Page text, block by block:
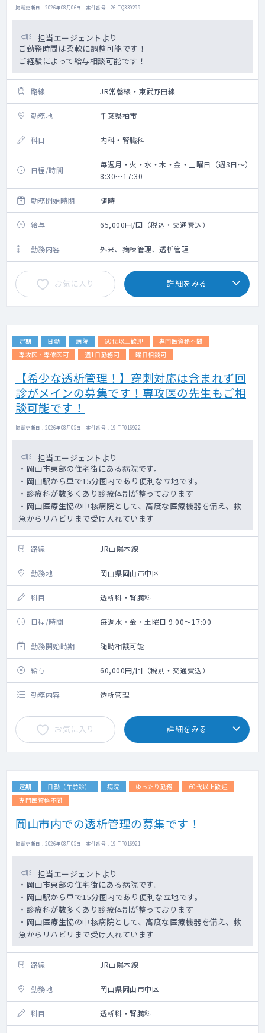
掲載更新日 : 2026年08月06日 案件番号 : 26-TQ339299
担当エージェントより
ご勤務時間は柔軟に調整可能です！
ご経験によって給与相談可能です！
路線 JR常磐線・東武野田線
勤務地 千葉県柏市
科目 内科・腎臓科
日程/時間
毎週月・火・水・木・金・土曜日（週3日～）
8:30～17:30
勤務開始時期 随時
給与 65,000円/回（税込・交通費込）
勤務内容 外来、病棟管理、透析管理
お気に入り 詳細をみる
定期 日勤 病院 60代以上歓迎
専門医資格不問
専攻医・専修医可
週1日勤務可 曜日相談可
【希少な透析管理！】穿刺対応は含まれず回
診がメインの募集です！専攻医の先生もご相
談可能です！
掲載更新日 : 2026年08月05日 案件番号 : 19-TP016922
担当エージェントより
・岡山市東部の住宅街にある病院です。
・岡山駅から車で15分圏内であり便利な立地です。
・診療科が数多くあり診療体制が整っております
・岡山医療生協の中核病院として、高度な医療機器を備え、救
急からリハビリまで受け入れています
路線 JR山陽本線
勤務地 岡山県岡山市中区
科目 透析科・腎臓科
日程/時間 毎週水・金・土曜日 9:00～17:00
勤務開始時期 随時相談可能
給与 60,000円/回（税別・交通費込）
勤務内容 透析管理
お気に入り 詳細をみる
定期 日勤（午前診） 病院 ゆったり勤務
60代以上歓迎
専門医資格不問
岡山市内での透析管理の募集です！
掲載更新日 : 2026年08月05日 案件番号 : 19-TP016921
担当エージェントより
・岡山市東部の住宅街にある病院です。
・岡山駅から車で15分圏内であり便利な立地です。
・診療科が数多くあり診療体制が整っております
・岡山医療生協の中核病院として、高度な医療機器を備え、救
急からリハビリまで受け入れています
路線 JR山陽本線
勤務地 岡山県岡山市中区
科目 透析科・腎臓科